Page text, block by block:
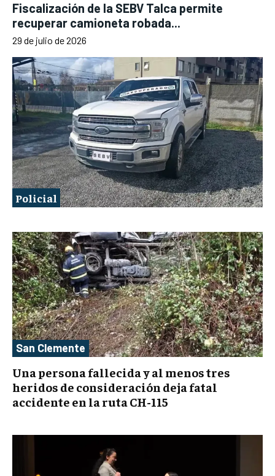
Fiscalización de la SEBV Talca permite
recuperar camioneta robada...
29 de julio de 2026
Policial
San Clemente
Una persona fallecida y al menos tres
heridos de consideración deja fatal
accidente en la ruta CH-115